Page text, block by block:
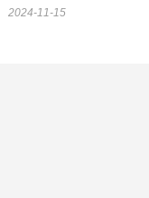
2024-11-15